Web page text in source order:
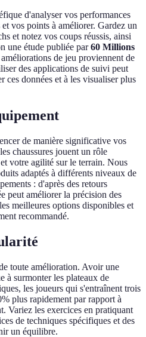
d'analyser vos performances
vos points à améliorer. Gardez un
et notez vos coups réussis, ainsi
une étude publiée par60 Millions
de jeu proviennent de
des applications de suivi peut
ces données et à les visualiser plus
de manière significative vos
chaussures jouent un rôle
votre agilité sur le terrain. Nous
adaptés à différents niveaux de
: d'après des retours
peut améliorer la précision des
meilleures options disponibles et
recommandé.
toute amélioration. Avoir une
à surmonter les plateaux de
les joueurs qui s'entraînent trois
plus rapidement par rapport à
Variez les exercices en pratiquant
de techniques spécifiques et des
un équilibre.